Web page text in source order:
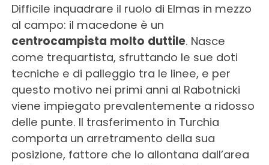
Difficile inquadrare il ruolo di Elmas in mezzo
al campo: il macedone è un
centrocampista molto duttile. Nasce
come trequartista, sfruttando le sue doti
tecniche e di palleggio tra le linee, e per
questo motivo nei primi anni al Rabotnicki
viene impiegato prevalentemente a ridosso
delle punte. Il trasferimento in Turchia
comporta un arretramento della sua
posizione, fattore che lo allontana dall’area